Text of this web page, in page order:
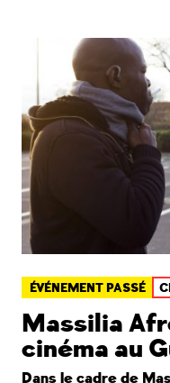
ÉVÉNEMENT PASSÉ
Massilia
cinéma au
Dans le cadre de